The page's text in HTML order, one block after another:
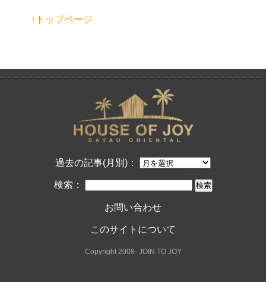
↑トップページ
過去の記事(月別)：
検索：
お問い合わせ
このサイトについて
Copyright 2008- JOIN TO JOY